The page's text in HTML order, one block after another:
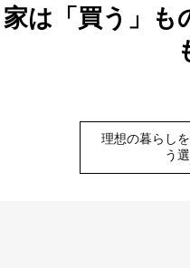
家は「買う」も
理想の暮らし
う